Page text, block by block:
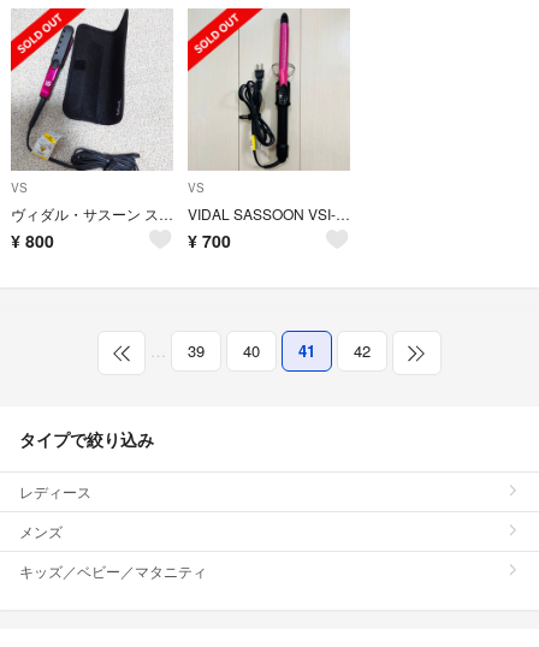
VS
ヴィダル・サスーン ストレートヘアアイロン
¥ 800
VS
VIDAL SASSOON VSI-1904/PJ カールアイロン19mm
¥ 700
… 39 40 41 42
タイプで絞り込み
レディース
メンズ
キッズ／ベビー／マタニティ